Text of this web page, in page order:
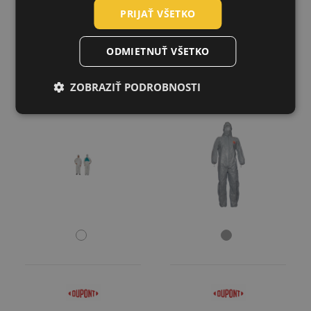
3M 4520 Oblek
jednoráz.
Tychem 6000 F
SPANISH
PRIJAŤ VŠETKO
ODMIETNUŤ VŠETKO
ZOBRAZIŤ PODROBNOSTI